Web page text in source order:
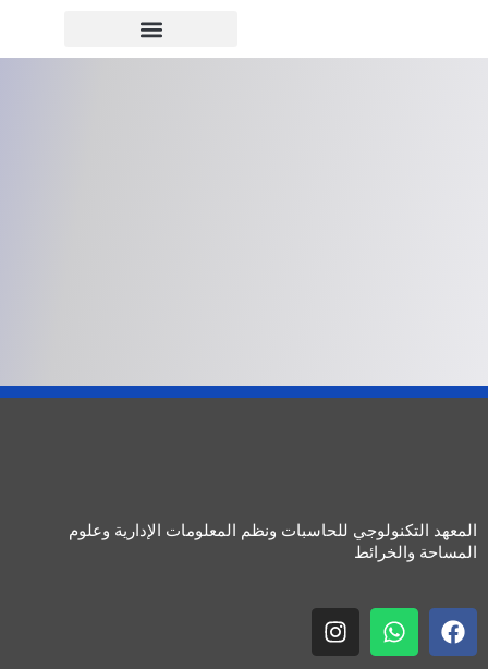
المعهد التكنولوجي للحاسبات ونظم المعلومات الإدارية وعلوم
المساحة والخرائط